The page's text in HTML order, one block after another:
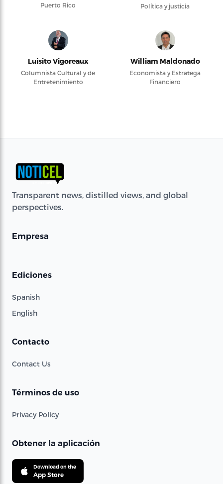
Puerto Rico
Política y justicia
Luisito Vigoreaux
Columnista Cultural y de
Entretenimiento
William Maldonado
Economista y Estratega
Financiero
Transparent news, distilled views, and global
perspectives.
Empresa
Ediciones
Spanish
English
Contacto
Contact Us
Términos de uso
Privacy Policy
Obtener la aplicación
Download on the
App Store